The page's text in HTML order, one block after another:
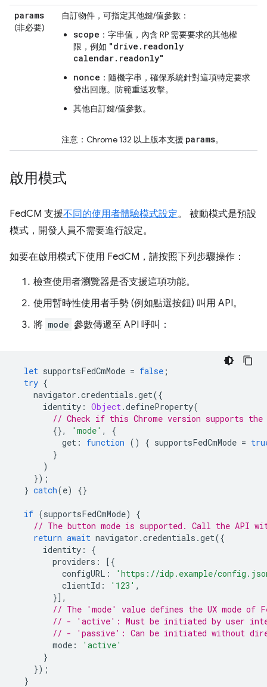
params
(非必要)
自訂物件，可指定其他鍵/值參數：
scope ：字串值，內含 RP 需要要求的其他權
限，例如 "drive.readonly
calendar.readonly"
nonce ：隨機字串，確保系統針對這項特定要求
發出回應。防範重送攻擊。
其他自訂鍵/值參數。
注意：Chrome 132 以上版本支援 params。
啟用模式
FedCM 支援不同的使用者體驗模式設定。 被動模式是預設
模式，開發人員不需要進行設定。
如要在啟用模式下使用 FedCM，請按照下列步驟操作：
檢查使用者瀏覽器是否支援這項功能。
使用暫時性使用者手勢 (例如點選按鈕) 叫用 API。
將 mode 參數傳遞至 API 呼叫：
let supportsFedCmMode = false ;
try {
navigator .credentials .get({
identity : Object .defineProperty(
// Check if this Chrome version supports the
{},
'mode' ,
{
get : function () { supportsFedCmMode =
}
)
});
} catch(e) {}
if (supportsFedCmMode)
{
// The button mode is supported. Call the API
return await navigator .credentials .get({
identity :
{
providers :
[{
configURL :
'https://idp.example/
clientId : '123' ,
}],
// The 'mode' value defines the UX mode of
// - 'active': Must be initiated by user
// - 'passive': Can be initiated without
mode :
'active'
}
});
}